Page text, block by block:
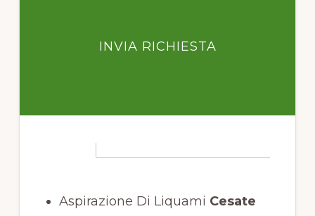
Aspirazione Di Liquami Cesate